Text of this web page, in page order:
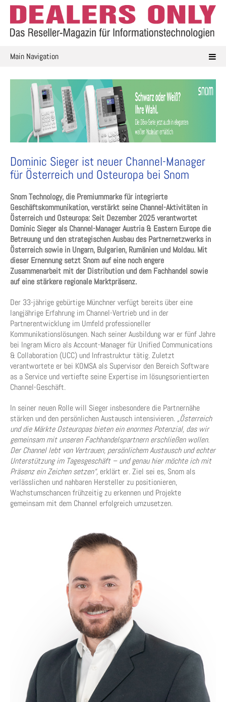
Skip
content
Main Navigation
Dominic Sieger ist neuer Channel-Manager
für Österreich und Osteuropa bei Snom
Snom Technology, die Premiummarke für integrierte
Geschäftskommunikation, verstärkt seine Channel-Aktivitäten in
Österreich und Osteuropa: Seit Dezember 2025 verantwortet
Dominic Sieger als Channel-Manager Austria & Eastern Europe die
Betreuung und den strategischen Ausbau des Partnernetzwerks in
Österreich sowie in Ungarn, Bulgarien, Rumänien und Moldau. Mit
dieser Ernennung setzt Snom auf eine noch engere
Zusammenarbeit mit der Distribution und dem Fachhandel sowie
auf eine stärkere regionale Marktpräsenz.
Der 33-jährige gebürtige Münchner verfügt bereits über eine
langjährige Erfahrung im Channel-Vertrieb und in der
Partnerentwicklung im Umfeld professioneller
Kommunikationslösungen. Nach seiner Ausbildung war er fünf Jahre
bei Ingram Micro als Account-Manager für Unified Communications
& Collaboration (UCC) und Infrastruktur tätig. Zuletzt
verantwortete er bei KOMSA als Supervisor den Bereich Software
as a Service und vertiefte seine Expertise im lösungsorientierten
Channel-Geschäft.
In seiner neuen Rolle will Sieger insbesondere die Partnernähe
stärken und den persönlichen Austausch intensivieren. „Österreich
und die Märkte Osteuropas bieten ein enormes Potenzial, das wir
gemeinsam mit unseren Fachhandelspartnern erschließen wollen.
Der Channel lebt von Vertrauen, persönlichem Austausch und echter
Unterstützung im Tagesgeschäft – und genau hier möchte ich mit
Präsenz ein Zeichen setzen“, erklärt er. Ziel sei es, Snom als
verlässlichen und nahbaren Hersteller zu positionieren,
Wachstumschancen frühzeitig zu erkennen und Projekte
gemeinsam mit dem Channel erfolgreich umzusetzen.